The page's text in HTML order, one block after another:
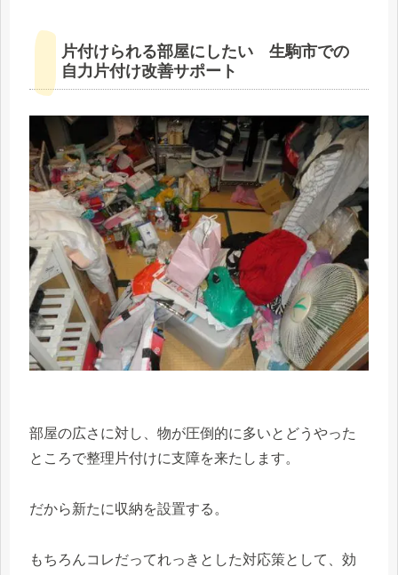
片付けられる部屋にしたい 生駒市での
自力片付け改善サポート
部屋の広さに対し、物が圧倒的に多いとどうやった
ところで整理片付けに支障を来たします。
だから新たに収納を設置する。
もちろんコレだってれっきとした対応策として、効